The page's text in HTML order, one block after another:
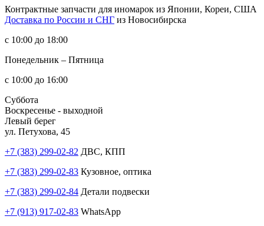
Контрактные запчасти для иномарок из Японии, Кореи, США
Доставка по России и СНГ из Новосибирска
с 10:00 до 18:00
Понедельник – Пятница
с 10:00 до 16:00
Суббота
Воскресенье - выходной
Левый берег
ул. Петухова, 45
+7 (383) 299-02-82 ДВС, КПП
+7 (383) 299-02-83 Кузовное, оптика
+7 (383) 299-02-84 Детали подвески
+7 (913) 917-02-83 WhatsApp